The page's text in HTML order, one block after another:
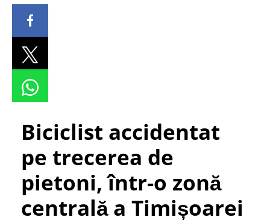
Biciclist accidentat
pe trecerea de
pietoni, într-o zonă
centrală a Timișoarei